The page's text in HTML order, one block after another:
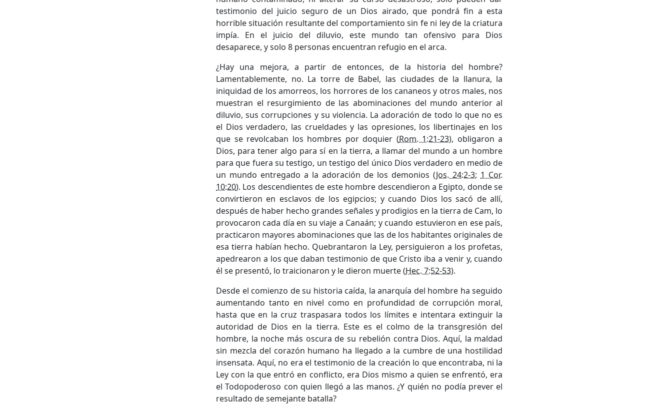
testimonio del juicio seguro de un Dios airado, que pondrá fin a esta
horrible situación resultante del comportamiento sin fe ni ley de la criatura
impía. En el juicio del diluvio, este mundo tan ofensivo para Dios
desaparece, y solo 8 personas encuentran refugio en el arca.
¿Hay una mejora, a partir de entonces, de la historia del hombre?
Lamentablemente, no. La torre de Babel, las ciudades de la llanura, la
iniquidad de los amorreos, los horrores de los cananeos y otros males, nos
muestran el resurgimiento de las abominaciones del mundo anterior al
diluvio, sus corrupciones y su violencia. La adoración de todo lo que no es
el Dios verdadero, las crueldades y las opresiones, los libertinajes en los
que se revolcaban los hombres por doquier (Rom. 1:21-23), obligaron a
Dios, para tener algo para sí en la tierra, a llamar del mundo a un hombre
para que fuera su testigo, un testigo del único Dios verdadero en medio de
un mundo entregado a la adoración de los demonios (Jos. 24:2-3; 1 Cor.
10:20). Los descendientes de este hombre descendieron a Egipto, donde se
convirtieron en esclavos de los egipcios; y cuando Dios los sacó de allí,
después de haber hecho grandes señales y prodigios en la tierra de Cam, lo
provocaron cada día en su viaje a Canaán; y cuando estuvieron en ese país,
practicaron mayores abominaciones que las de los habitantes originales de
esa tierra habían hecho. Quebrantaron la Ley, persiguieron a los profetas,
apedrearon a los que daban testimonio de que Cristo iba a venir y, cuando
él se presentó, lo traicionaron y le dieron muerte (Hec. 7:52-53).
Desde el comienzo de su historia caída, la anarquía del hombre ha seguido
aumentando tanto en nivel como en profundidad de corrupción moral,
hasta que en la cruz traspasara todos los límites e intentara extinguir la
autoridad de Dios en la tierra. Este es el colmo de la transgresión del
hombre, la noche más oscura de su rebelión contra Dios. Aquí, la maldad
sin mezcla del corazón humano ha llegado a la cumbre de una hostilidad
insensata. Aquí, no era el testimonio de la creación lo que encontraba, ni la
Ley con la que entró en conflicto, era Dios mismo a quien se enfrentó, era
el Todopoderoso con quien llegó a las manos. ¿Y quién no podía prever el
resultado de semejante batalla?